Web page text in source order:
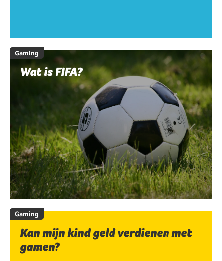
Gaming
Wat is FIFA?
Gaming
Kan mijn kind geld verdienen met
gamen?